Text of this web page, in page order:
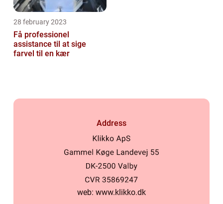
28 february 2023
Få professionel
assistance til at sige
farvel til en kær
Address
web: www.klikko.dk